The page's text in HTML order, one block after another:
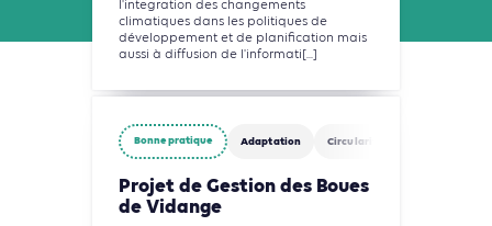
l'integration des changements
climatiques dans les politiques de
développement et de planification mais
aussi à diffusion de l'informati[...]
Bonne pratique Adaptation Circularité
Projet de Gestion des Boues
de Vidange